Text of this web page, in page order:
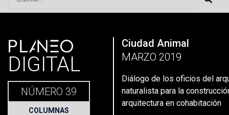
Portada» Planeo Hoy Secciones»Columnas»Diálogo de
PLANEO
DIGITAL
NÚMERO 39
COLUMNAS
Ciudad Animal
MARZO 2019
Diálogo de los oficios del
naturalista para la
arquitectura en cohabitación